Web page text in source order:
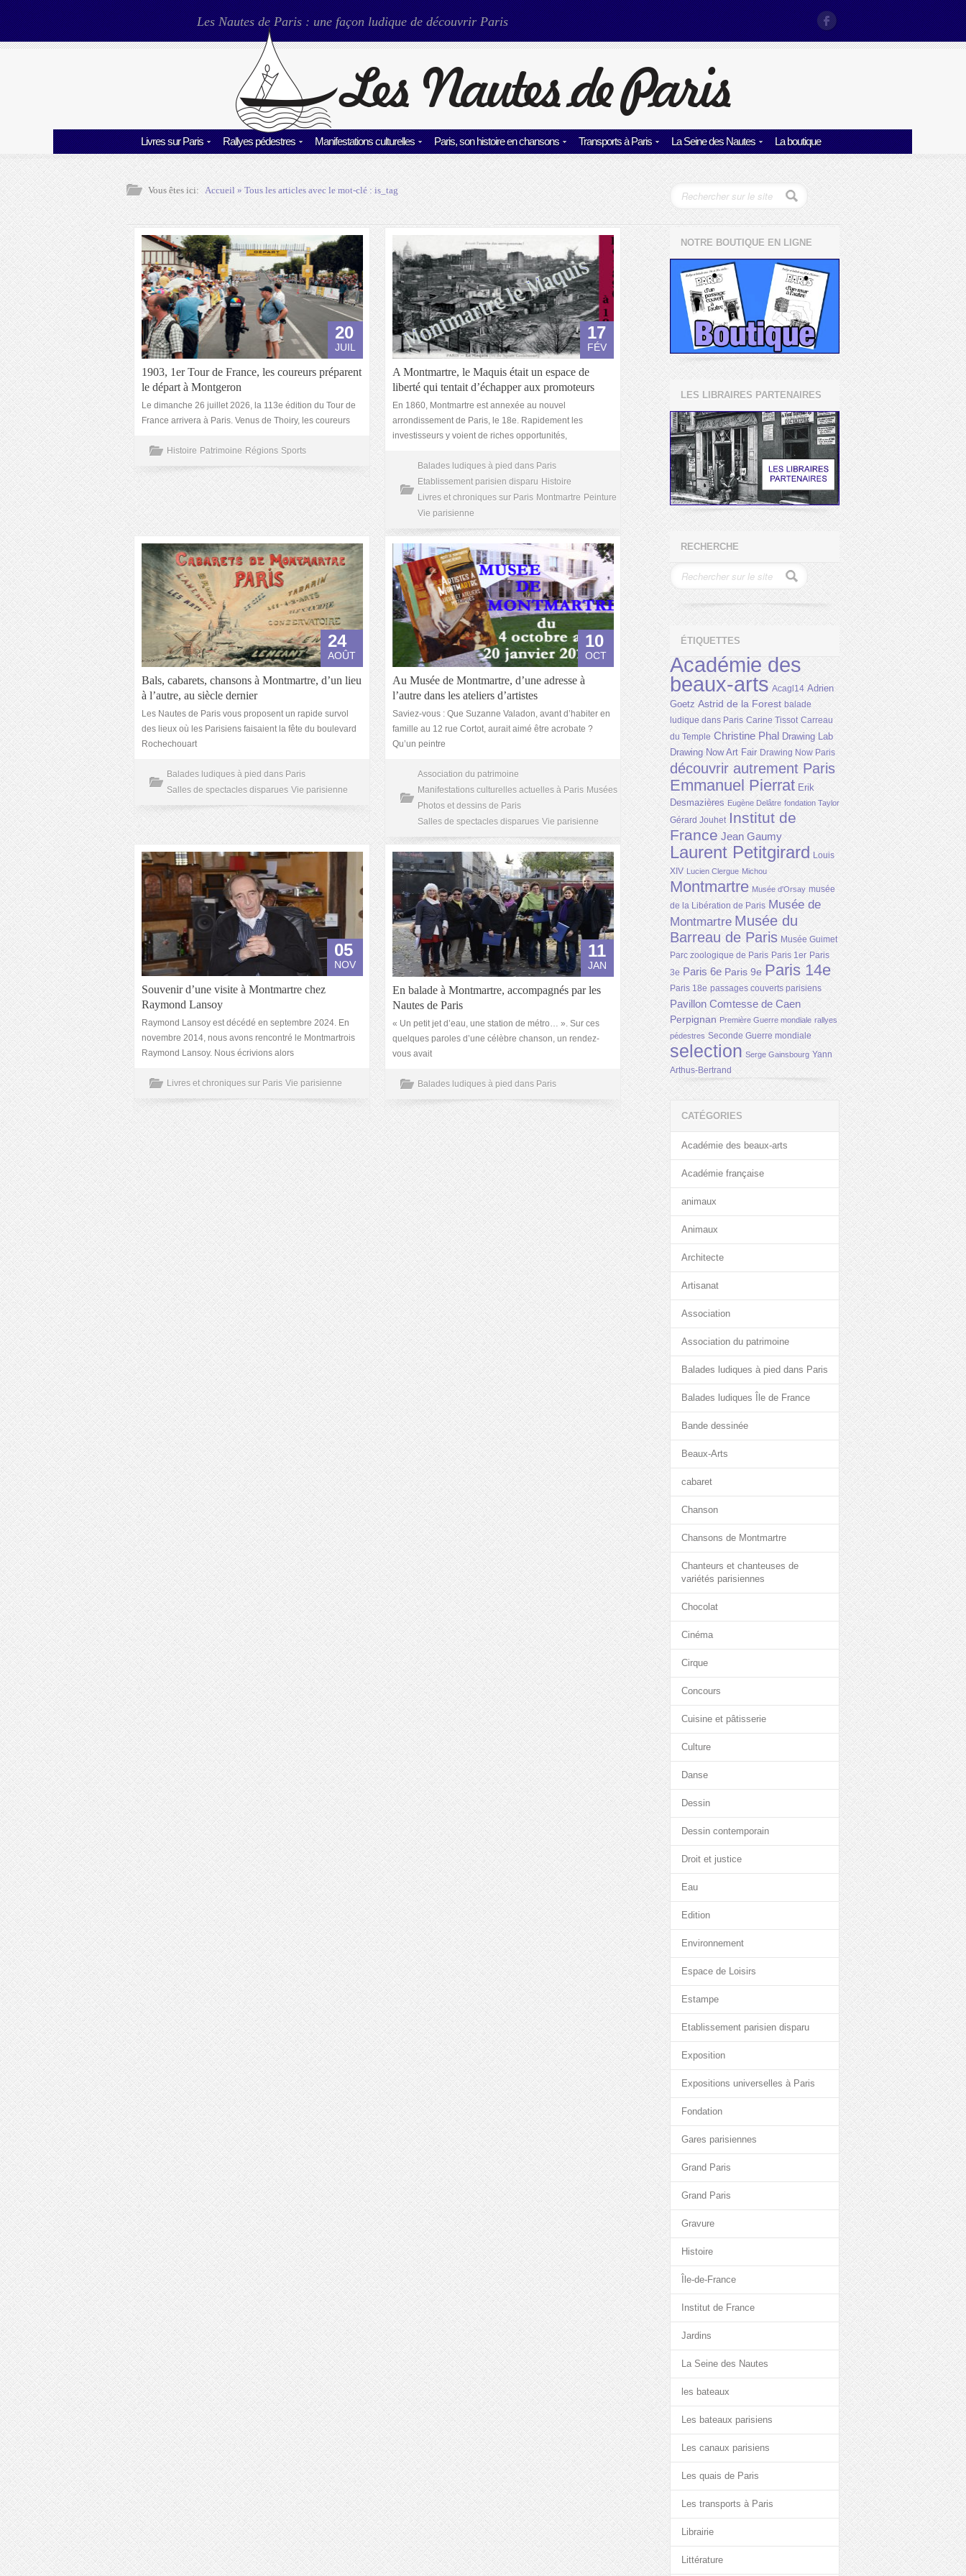
Les Nautes de Paris : une façon ludique de découvrir Paris
Livres sur Paris Rallyes pédestres Manifestations culturelles Paris, son histoire en chansons Transports à Paris La Seine des Nautes La boutique
Vous êtes ici: Accueil» Tous les articles avec le mot-clé :is_tag
20
JUIL
1903, 1er Tour de France, les coureurs préparent
le départ à Montgeron
Le dimanche 26 juillet 2026, la 113e édition du Tour de
France arrivera à Paris. Venus de Thoiry, les coureurs
Histoire Patrimoine Régions Sports
17
FÉV
A Montmartre, le Maquis était un espace de
liberté qui tentait d’échapper aux promoteurs
En 1860, Montmartre est annexée au nouvel
arrondissement de Paris, le 18e. Rapidement les
investisseurs y voient de riches opportunités,
Balades ludiques à pied dans Paris
Etablissement parisien disparu Histoire
Livres et chroniques sur Paris Montmartre Peinture
Vie parisienne
24
AOÛT
Bals, cabarets, chansons à Montmartre, d’un lieu
à l’autre, au siècle dernier
Les Nautes de Paris vous proposent un rapide survol
des lieux où les Parisiens faisaient la fête du boulevard
Rochechouart
Balades ludiques à pied dans Paris
Salles de spectacles disparues Vie parisienne
10
OCT
Au Musée de Montmartre, d’une adresse à
l’autre dans les ateliers d’artistes
Saviez-vous : Que Suzanne Valadon, avant d’habiter en
famille au 12 rue Cortot, aurait aimé être acrobate ?
Qu’un peintre
Association du patrimoine
Manifestations culturelles actuelles à Paris Musées
Photos et dessins de Paris
Salles de spectacles disparues Vie parisienne
05
NOV
Souvenir d’une visite à Montmartre chez
Raymond Lansoy
Raymond Lansoy est décédé en septembre 2024. En
novembre 2014, nous avons rencontré le Montmartrois
Raymond Lansoy. Nous écrivions alors
Livres et chroniques sur Paris Vie parisienne
11
JAN
En balade à Montmartre, accompagnés par les
Nautes de Paris
« Un petit jet d’eau, une station de métro… ». Sur ces
quelques paroles d’une célèbre chanson, un rendez-
vous avait
Balades ludiques à pied dans Paris
NOTRE BOUTIQUE EN LIGNE
LES LIBRAIRES PARTENAIRES
RECHERCHE
ÉTIQUETTES
Académie des
beaux-arts Acagl14 Adrien
Goetz Astrid de la Forest balade
ludique dans Paris Carine Tissot Carreau
du Temple Christine Phal Drawing Lab
Drawing Now Art Fair Drawing Now Paris
découvrir autrement Paris
Emmanuel Pierrat Erik
Desmazières Eugène Delâtre fondation Taylor
Gérard Jouhet Institut de
France Jean Gaumy
Laurent Petitgirard Louis
XIV Lucien Clergue Michou
Montmartre Musée d'Orsay musée
de la Libération de Paris Musée de
Montmartre Musée du
Barreau de Paris Musée Guimet
Parc zoologique de Paris Paris 1er Paris
3e Paris 6e Paris 9e Paris 14e
Paris 18e passages couverts parisiens
Pavillon Comtesse de Caen
Perpignan Première Guerre mondiale rallyes
pédestres Seconde Guerre mondiale
selection Serge Gainsbourg Yann
Arthus-Bertrand
CATÉGORIES
Académie des beaux-arts
Académie française
animaux
Animaux
Architecte
Artisanat
Association
Association du patrimoine
Balades ludiques à pied dans Paris
Balades ludiques Île de France
Bande dessinée
Beaux-Arts
cabaret
Chanson
Chansons de Montmartre
Chanteurs et chanteuses de
variétés parisiennes
Chocolat
Cinéma
Cirque
Concours
Cuisine et pâtisserie
Culture
Danse
Dessin
Dessin contemporain
Droit et justice
Eau
Edition
Environnement
Espace de Loisirs
Estampe
Etablissement parisien disparu
Exposition
Expositions universelles à Paris
Fondation
Gares parisiennes
Grand Paris
Grand Paris
Gravure
Histoire
Île-de-France
Institut de France
Jardins
La Seine des Nautes
les bateaux
Les bateaux parisiens
Les canaux parisiens
Les quais de Paris
Les transports à Paris
Librairie
Littérature